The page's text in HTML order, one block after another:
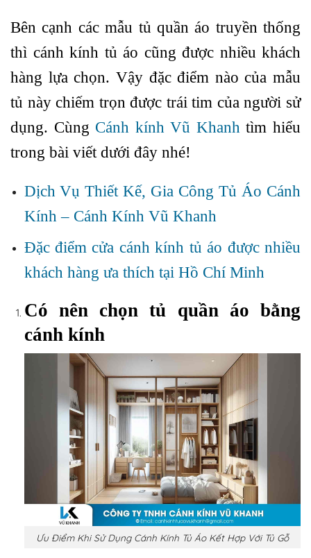
Bên cạnh các mẫu tủ quần áo truyền thống
thì cánh kính tủ áo cũng được nhiều khách
hàng lựa chọn. Vậy đặc điểm nào của mẫu
tủ này chiếm trọn được trái tim của người sử
dụng. Cùng Cánh kính Vũ Khanhtìm hiểu
trong bài viết dưới đây nhé!
Dịch Vụ Thiết Kế, Gia Công Tủ Áo Cánh
Kính – Cánh Kính Vũ Khanh
Đặc điểm cửa cánh kính tủ áo được nhiều
khách hàng ưa thích tại Hồ Chí Minh
Có nên chọn tủ quần áo bằng
cánh kính
Ưu Điểm Khi Sử Dụng Cánh Kính Tủ Áo Kết Hợp Với Tủ Gỗ